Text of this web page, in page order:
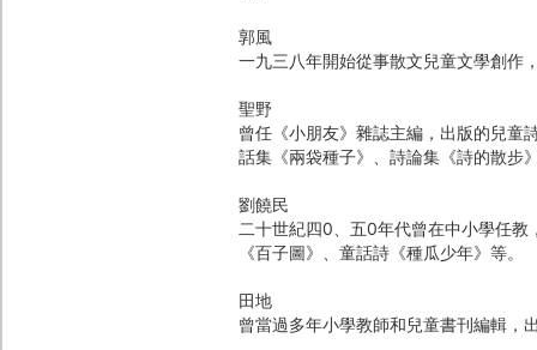
郭風
一九三八年開始從事散文兒童文學創作
聖野
曾任《小朋友》雜誌主編，出版的兒童
話集《兩袋種子》、詩論集《詩的散步
劉饒民
二十世紀四0、五0年代曾在中小學任
《百子圖》、童話詩《種瓜少年》等。
田地
曾當過多年小學教師和兒童書刊編輯，